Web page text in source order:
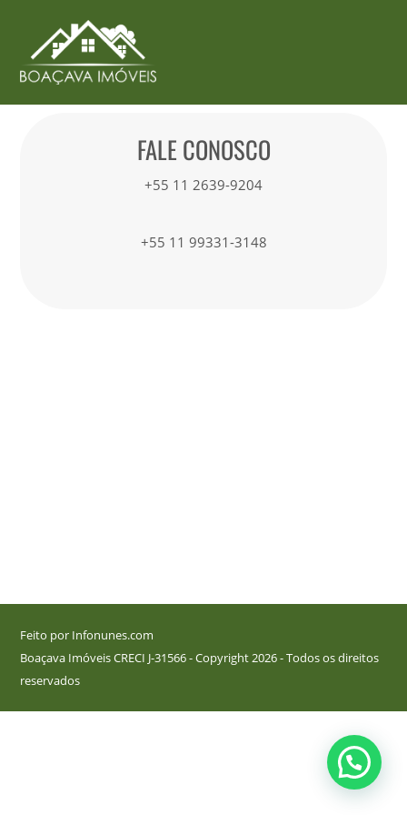
FALE CONOSCO
+55 11 2639-9204
+55 11 99331-3148
Feito por Infonunes.com
Boaçava Imóveis CRECI J-31566 - Copyright 2026 - Todos os direitos
reservados